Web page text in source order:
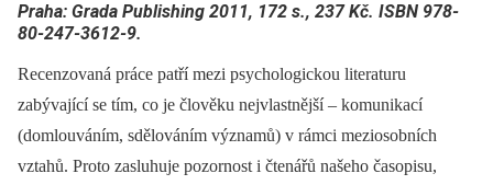
Praha: Grada Publishing 2011, 172 s., 237 Kč. ISBN 978-
80-247-3612-9.
Recenzovaná práce patří mezi psychologickou literaturu
zabývající se tím, co je člověku nejvlastnější –⁠ komunikací
(domlouváním, sdělováním významů) v rámci meziosobních
vztahů. Proto zasluhuje pozornost i čtenářů našeho časopisu,